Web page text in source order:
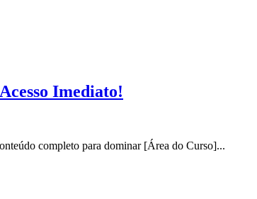
Imediato!
completo para dominar [Área do Curso]...